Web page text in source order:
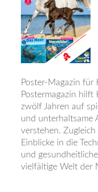
Poster-Magazin für
Postermagazin
zwölf Jahren auf
und unterhaltsame
verstehen.
Einblicke in die
und
vielfältige Welt der